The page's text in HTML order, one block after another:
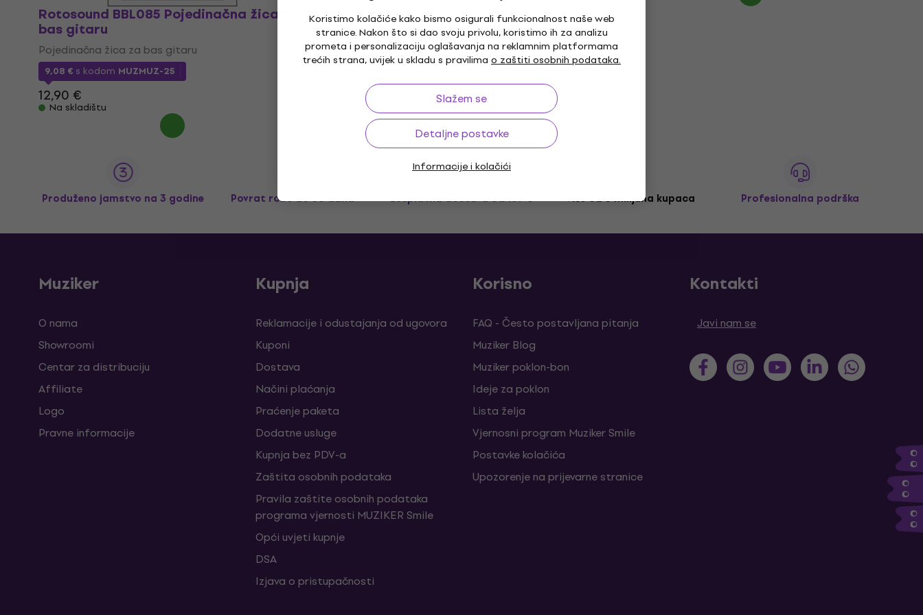
Koristimo kolačiće kako bismo osigurali funkcionalnost naše web
stranice. Nakon što si dao svoju privolu, koristimo ih za analizu
prometa i personalizaciju oglašavanja na reklamnim platformama
trećih strana, uvijek u skladu s pravilima o zaštiti osobnih podataka.
Slažem se
Detaljne postavke
Informacije i kolačići
Rotosound BBL085 Pojedinačna žica za
bas gitaru
Pojedinačna žica za bas gitaru
9,08 € s kodom MUZMUZ-25
12,90 €
Na skladištu
Rotosound SBL095 Pojedinačna žica za
bas gitaru
Pojedinačna žica za bas gitaru
8,49 €
Na putu
Produženo jamstvo na 3 godine Povrat robe do 30 dana Besplatna dostavaod 169 € Više od 3 milijuna kupaca Profesionalna podrška
Muziker
O nama
Showroomi
Centar za distribuciju
Affiliate
Logo
Pravne informacije
Kupnja
Reklamacije i odustajanja od ugovora
Kuponi
Dostava
Načini plaćanja
Praćenje paketa
Dodatne usluge
Kupnja bez PDV-a
Zaštita osobnih podataka
Pravila zaštite osobnih podataka
programa vjernosti MUZIKER Smile
Opći uvjeti kupnje
DSA
Izjava o pristupačnosti
Korisno
FAQ - Često postavljana pitanja
Muziker Blog
Muziker poklon-bon
Ideje za poklon
Lista želja
Vjernosni program Muziker Smile
Postavke kolačića
Upozorenje na prijevarne stranice
Kontakti
Javi nam se